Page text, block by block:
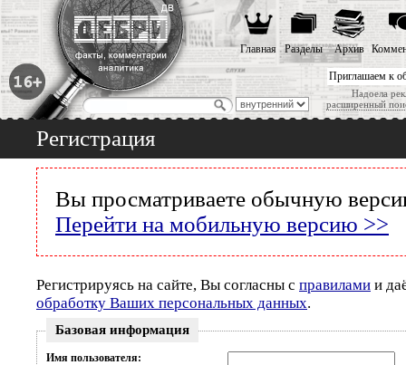
Приглашаем к
Надоела
расширенный
Главная Разделы Архив
Регистрация
Вы просматриваете обычную
Перейти на мобильную версию >>
Регистрируясь на сайте, Вы согласны с правилами и
обработку Ваших персональных данных.
Базовая информация
Имя пользователя: